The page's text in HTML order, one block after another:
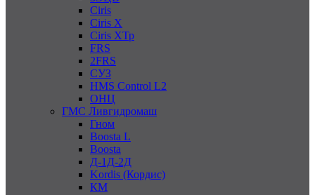
Ciris
Ciris X
Ciris ХТр
FRS
2FRS
СУЗ
HMS Control L2
ОНЦ
ГМС Ливгидромаш
Гном
Boosta L
Boosta
Д-1Д-2Д
Kordis (Кордис)
КМ